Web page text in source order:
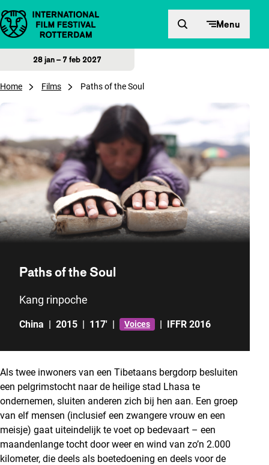
Direct naar inhoud Menu
28 jan – 7 feb 2027
Home Films Paths of the Soul
Paths of the Soul
Kang rinpoche
China | 2015 | 117' | Voices | IFFR 2016
Als twee inwoners van een Tibetaans bergdorp besluiten
een pelgrimstocht naar de heilige stad Lhasa te
ondernemen, sluiten anderen zich bij hen aan. Een groep
van elf mensen (inclusief een zwangere vrouw en een
meisje) gaat uiteindelijk te voet op bedevaart – een
maandenlange tocht door weer en wind van zo’n 2.000
kilometer, die deels als boetedoening en deels voor de